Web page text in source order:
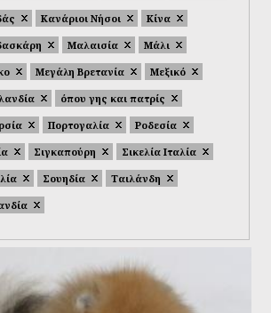
Κανάριοι Νήσοι
Κίνα
Μαλαισία
Μάλι
Μεγάλη Βρετανία
Μεξικό
όπου γης και πατρίς
Πορτογαλία
Ροδεσία
Σιγκαπούρη
Σικελία Ιταλία
Σουηδία
Ταιλάνδη